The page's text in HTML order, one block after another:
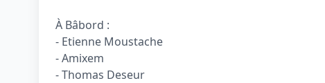
À Bâbord :
- Etienne Moustache
- Amixem
- Thomas Deseur